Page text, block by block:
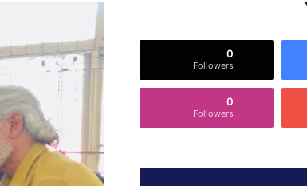
0
Followers
0
Followers